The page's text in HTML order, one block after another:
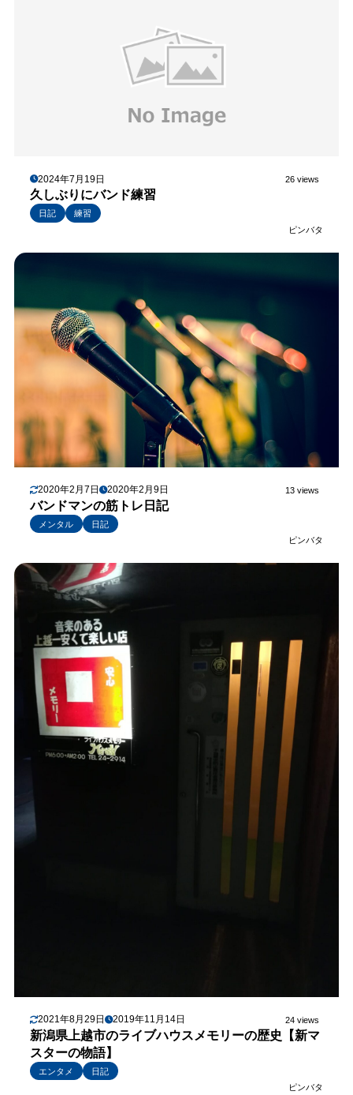
2024年7月19日 26 views
久しぶりにバンド練習
日記
練習
ピンバタ
2020年2月7日 2020年2月9日 13 views
バンドマンの筋トレ日記
メンタル
日記
ピンバタ
2021年8月29日 2019年11月14日 24 views
新潟県上越市のライブハウスメモリーの歴史【新マ
スターの物語】
エンタメ
日記
ピンバタ